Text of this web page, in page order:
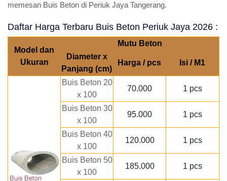
memesan Buis Beton di Periuk Jaya Tangerang.
Daftar Harga Terbaru Buis Beton Periuk Jaya 2026 :
Model dan
Ukuran
Mutu Beton
Diameter x
Panjang (cm)
Harga / pcs Isi / M1
Buis Beton 20
x 100
70.000 1 pcs
Buis Beton 30
x 100
95.000 1 pcs
Buis Beton 40
x 100
120.000 1 pcs
Buis Beton 50
x 100
185.000 1 pcs